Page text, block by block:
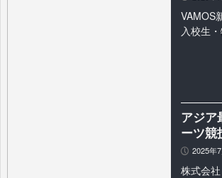
VAMOS
入校生
アジア
ーツ
P 2025年
株式会